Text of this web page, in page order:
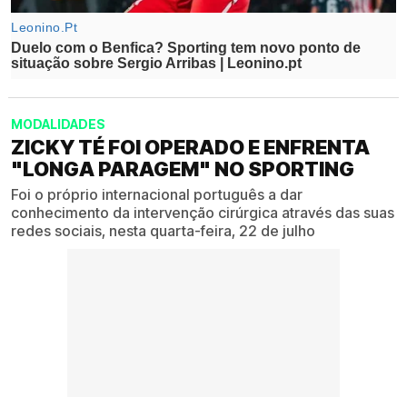
MODALIDADES
ZICKY TÉ FOI OPERADO E ENFRENTA
"LONGA PARAGEM" NO SPORTING
Foi o próprio internacional português a dar
conhecimento da intervenção cirúrgica através das suas
redes sociais, nesta quarta-feira, 22 de julho